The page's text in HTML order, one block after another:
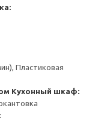
Пластиковая
Кухонный шкаф: